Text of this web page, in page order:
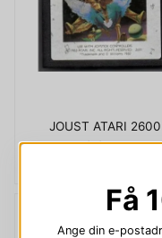
JOUST ATARI 2600
99 kr
Få
Ange din e-